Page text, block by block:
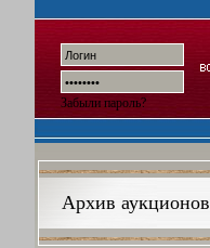
Забыли пароль?
Архив аукционов